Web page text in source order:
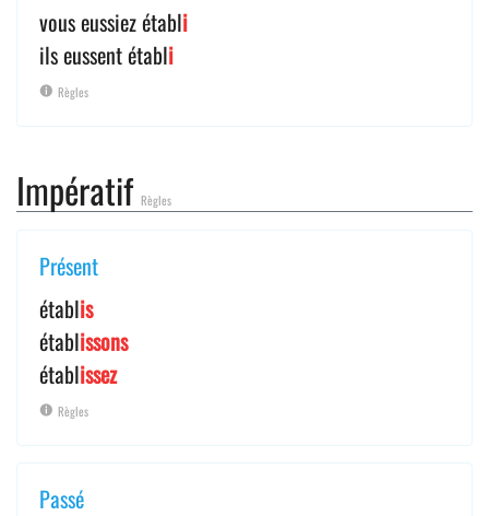
vous eussiez établi
ils eussent établi
Règles
Impératif Règles
Présent
établis
établissons
établissez
Règles
Passé